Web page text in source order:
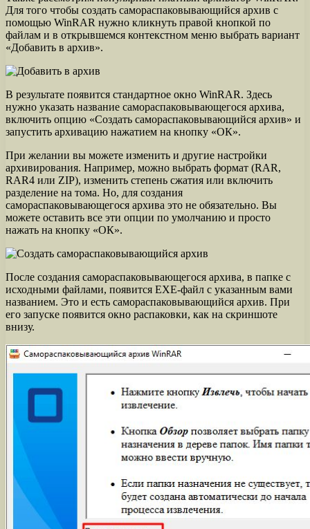
Для того чтобы создать самораспаковывающийся архив с
помощью WinRAR нужно кликнуть правой кнопкой по
файлам и в открывшемся контекстном меню выбрать вариант
«Добавить в архив».
В результате появится стандартное окно WinRAR. Здесь
нужно указать название самораспаковывающегося архива,
включить опцию «Создать самораспаковывающийся архив» и
запустить архивацию нажатием на кнопку «ОК».
При желании вы можете изменить и другие настройки
архивирования. Например, можно выбрать формат (RAR,
RAR4 или ZIP), изменить степень сжатия или включить
разделение на тома. Но, для создания
самораспаковывающегося архива это не обязательно. Вы
можете оставить все эти опции по умолчанию и просто
нажать на кнопку «ОК».
После создания самораспаковывающегося архива, в папке с
исходными файлами, появится EXE-файл с указанным вами
названием. Это и есть самораспаковывающийся архив. При
его запуске появится окно распаковки, как на скриншоте
внизу.